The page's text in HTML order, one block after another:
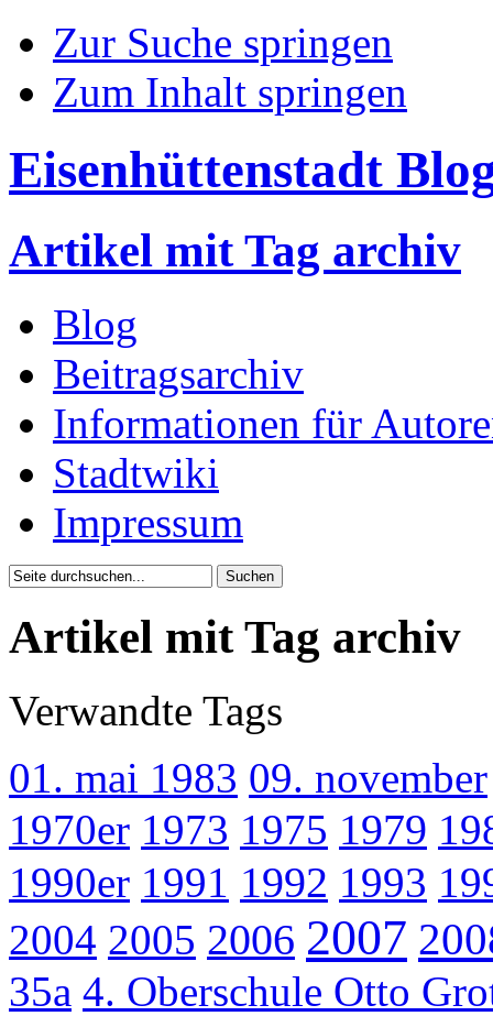
Zur Suche springen
Zum Inhalt springen
Eisenhüttenstadt
Artikel mit Tag archiv
Blog
Beitragsarchiv
Informationen für
Stadtwiki
Impressum
Artikel mit Tag archiv
Verwandte Tags
01. mai 1983 09. november
1970er 1973 1975 1979
1990er 1991 1992 1993
2004 2005 2006 2007
35a 4. Oberschule Otto